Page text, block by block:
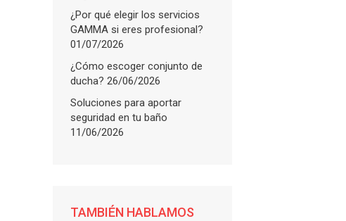
¿Por qué elegir los servicios
GAMMA si eres profesional?
01/07/2026
¿Cómo escoger conjunto de
ducha? 26/06/2026
Soluciones para aportar
seguridad en tu baño
11/06/2026
TAMBIÉN HABLAMOS